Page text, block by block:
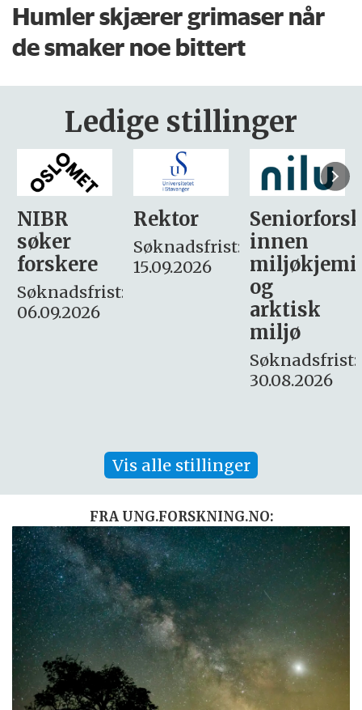
Humler skjærer grimaser når
de smaker noe bittert
Ledige stillinger
Rektor
Søknadsfrist:
15.09.2026
Seniorforsker
innen
miljøkjemi
søker
– fast
Søknadsfrist:
16. august.
Vis alle stillinger
FRA UNG.FORSKNING.NO: